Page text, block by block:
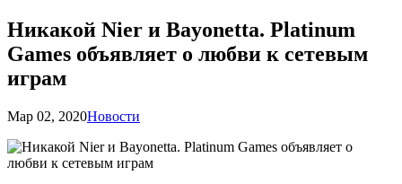
Никакой Nier и Bayonetta. Platinum
Games объявляет о любви к сетевым
играм
Мар 02, 2020Новости